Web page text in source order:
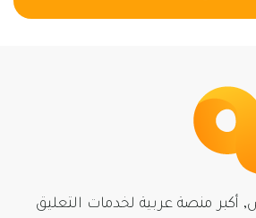
منصة عربية لخدمات التعليق